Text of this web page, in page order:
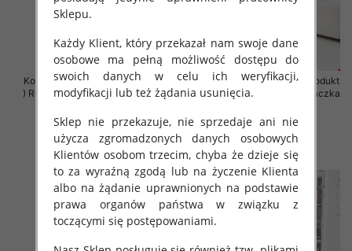
Komplet damskie (Polska produkt
) Roz 2XL-4XL , Mix Kolor Paczka
68.00 zł
szczegóły
Komplet damskie (Polska produkt
) Roz 2XL-4XL , Mix Kolor Paczka
68.00 zł
szczegóły
Sklepu.
Każdy Klient, który przekazał nam swoje dane
osobowe ma pełną możliwość dostępu do
swoich danych w celu ich weryfikacji,
modyfikacji lub też żądania usunięcia.
Sklep nie przekazuje, nie sprzedaje ani nie
użycza zgromadzonych danych osobowych
Klientów osobom trzecim, chyba że dzieje się
to za wyraźną zgodą lub na życzenie Klienta
albo na żądanie uprawnionych na podstawie
prawa organów państwa w związku z
toczącymi się postępowaniami.